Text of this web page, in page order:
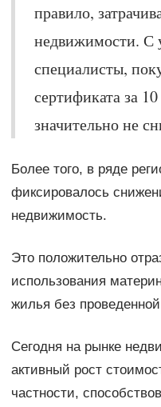
правило,
недвижимости. С
специалисты,
сертификата за
значительно не
Более того, в ряде
фиксировалось
недвижимость.
Это положительно
использования
жилья без
Сегодня на рынке
активный рост
частности,